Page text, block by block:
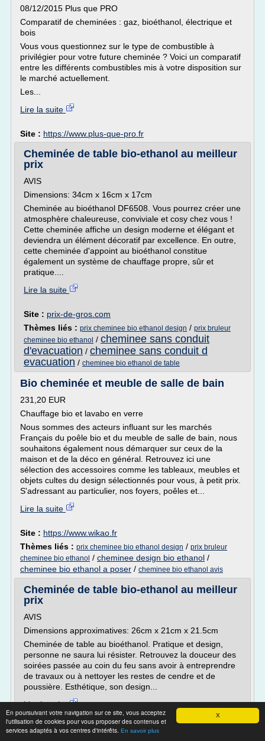
X
En poursuivant votre navigation sur ce site, vous acceptez
l'utilisation de cookies pour vous proposer des contenus et
services adaptés à vos centres d'intérêts. En savoir plus
08/12/2015 Plus que PRO
Comparatif de cheminées : gaz, bioéthanol, électrique et
bois
Vous vous questionnez sur le type de combustible à
privilégier pour votre future cheminée ? Voici un comparatif
entre les différents combustibles mis à votre disposition sur
le marché actuellement.
Les...
Lire la suite
Site : https://www.plus-que-pro.fr
Cheminée de table bio-ethanol au meilleur
prix
AVIS
Dimensions: 34cm x 16cm x 17cm
Cheminée au bioéthanol DF6508. Vous pourrez créer une
atmosphère chaleureuse, conviviale et cosy chez vous !
Cette cheminée affiche un design moderne et élégant et
deviendra un élément décoratif par excellence. En outre,
cette cheminée d'appoint au bioéthanol constitue
également un système de chauffage propre, sûr et
pratique....
Lire la suite
Site : prix-de-gros.com
Thèmes liés : prix cheminee bio ethanol design / prix bruleur
cheminee bio ethanol / cheminee sans conduit
d'evacuation / cheminee sans conduit d
evacuation / cheminee bio ethanol de table
Bio cheminée et meuble de salle de bain
231,20 EUR
Chauffage bio et lavabo en verre
Nous sommes des acteurs influant sur les marchés
Français du poêle bio et du meuble de salle de bain, nous
souhaitons également nous démarquer sur ceux de la
maison et de la déco en général. Retrouvez ici une
sélection des accessoires comme les tableaux, meubles et
objets cultes du design sélectionnés pour vous, à petit prix.
S'adressant au particulier, nos foyers, poêles et...
Lire la suite
Site : https://www.wikao.fr
Thèmes liés : prix cheminee bio ethanol design / prix bruleur
cheminee bio ethanol / cheminee design bio ethanol /
cheminee bio ethanol a poser / cheminee bio ethanol avis
Cheminée de table bio-ethanol au meilleur
prix
AVIS
Dimensions approximatives: 26cm x 21cm x 21.5cm
Cheminée de table au bioéthanol. Pratique et design,
personne ne saura lui résister. Retrouvez la douceur des
soirées passée au coin du feu sans avoir à entreprendre
de travaux ou à nettoyer les restes de cendre et de
poussière. Esthétique, son design...
Lire la suite
Site :prix-de-gros.com